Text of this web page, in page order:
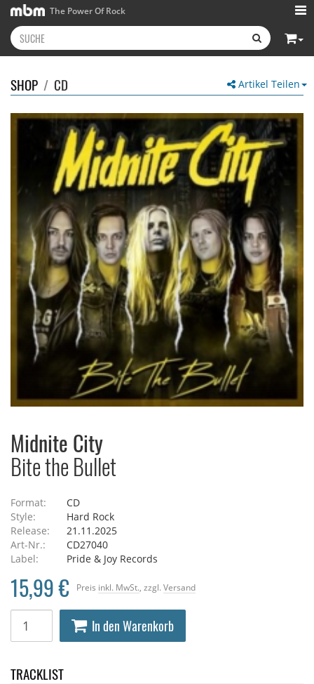
The Power Of Rock
Artikel Teilen
SHOP / CD
Midnite City
Bite the Bullet
Format:
CD
Style:
Hard Rock
Release:
21.11.2025
Art-Nr.:
CD27040
Label:
Pride & Joy Records
Preis inkl. MwSt. , zzgl. Versand
15,99 €
In den Warenkorb
TRACKLIST